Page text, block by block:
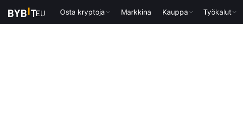
Osta kryptoja Markkina Kauppa Työkalut